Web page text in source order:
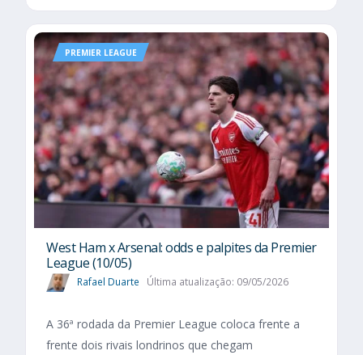
PREMIER LEAGUE
West Ham x Arsenal: odds e palpites da Premier
League (10/05)
Rafael Duarte Última atualização: 09/05/2026
A 36ª rodada da Premier League coloca frente a
frente dois rivais londrinos que chegam